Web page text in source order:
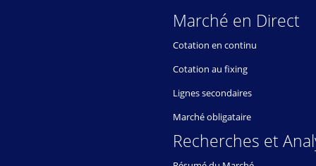
Marché en Direct
Cotation en continu
Cotation au fixing
Lignes secondaires
Marché obligataire
Recherches et